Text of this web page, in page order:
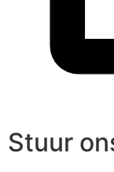
Stuur